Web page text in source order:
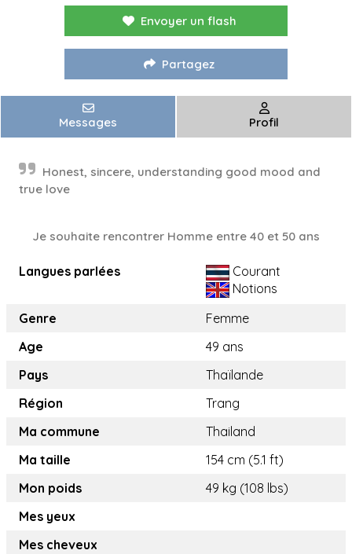
Envoyer un flash
Partagez
Messages Profil
Honest, sincere, understanding good mood and
true love
Je souhaite rencontrer Homme entre 40 et 50 ans
Langues parlées
Courant
Notions
Genre
Femme
Age
49 ans
Pays
Thaïlande
Région
Trang
Ma commune
Thailand
Ma taille
154 cm (5.1 ft)
Mon poids
49 kg (108 lbs)
Mes yeux
Mes cheveux